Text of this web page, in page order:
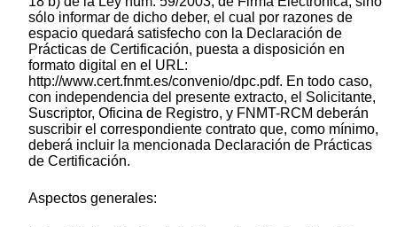
sólo informar de dicho deber, el cual por razones de
espacio quedará satisfecho con la Declaración de
Prácticas de Certificación, puesta a disposición en
formato digital en el URL:
http://www.cert.fnmt.es/convenio/dpc.pdf. En todo caso,
con independencia del presente extracto, el Solicitante,
Suscriptor, Oficina de Registro, y FNMT-RCM deberán
suscribir el correspondiente contrato que, como mínimo,
deberá incluir la mencionada Declaración de Prácticas
de Certificación.
Aspectos generales: